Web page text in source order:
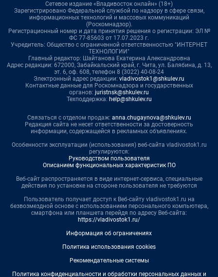
Сетевое издание «Владивосток онлайн» (18+)
Зарегистрировано Федеральной службой по надзору в сфере связи,
информационных технологий и массовых коммуникаций
(Роскомнадзор).
Регистрационный номер и дата принятия решения о регистрации: ЭЛ №
ФС 77-85603 от 17.07.2023 г.
Учредитель: Общество с ограниченной ответственностью "ИНТЕРНЕТ
ТЕХНОЛОГИИ"
Главный редактор: Шайтанова Екатерина Александровна
Адрес редакции: 672000, Забайкальский край, г. Чита, ул. Балябина, д. 13,
эт. 6, оф. 608, телефон 8 (3022) 40-08-24
Электронный адрес редакции: vladivostok1@shkulev.ru
Контактные данные для Роскомнадзора и государственных
органов: juristnsk@shkulev.ru
Техподдержка: help@shkulev.ru
Связаться с отделом продаж: anna.chugaynova@shkulev.ru
Редакция сайта не несет ответственности за достоверность
информации, содержащейся в рекламных объявлениях.
Особенности эксплуатации (использования) веб-сайта vladivostok1.ru
регулируются:
Руководством пользователя
Описанием функциональных характеристик ПО
Веб-сайт распространяется в виде интернет-сервиса, специальные
действия по установке на стороне пользователя не требуются
Пользователь получает доступ к Веб-сайту vladivostok1.ru на
безвозмездной основе с использованием персонального компьютера,
смартфона или планшета перейдя по адресу Веб-сайта:
https://vladivostok1.ru/
Информация об ограничениях
Политика использования cookies
Рекомендательные системы
Политика конфиденциальности и обработки персональных данных и